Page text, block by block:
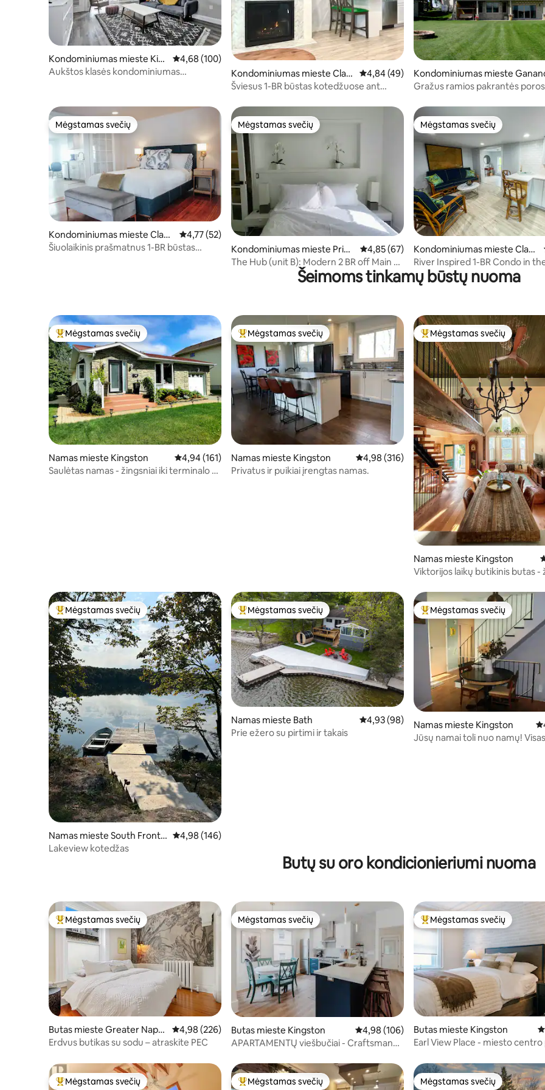
Kondominiumas mieste Kin
gston
Vidutinis įvertinimas: 4,68 iš 5, atsiliepimų: 100
4,68 (100)
Aukštos klasės kondominiumas
Kondominiumas mieste Clayt
on
Vidutinis įvertinimas: 4,84 iš 5, atsiliepimų: 49
4,84 (49)
Šviesus 1-BR būstas kotedžuose ant
Kondominiumas mieste
Gražus ramios pakrantės
Mėgstamas svečių
Mėgstamas svečių
Kondominiumas mieste Clayt
on
Vidutinis įvertinimas: 4,77 iš 5, atsiliepimų: 52
4,77 (52)
Šiuolaikinis prašmatnus 1-BR būstas
Mėgstamas svečių
Mėgstamas svečių
Kondominiumas mieste Princ
e Edward
Vidutinis įvertinimas: 4,85 iš 5, atsiliepimų: 67
4,85 (67)
The Hub (unit B): Modern 2 BR off Main St
Mėgstamas svečių
Mėgstamas svečių
Kondominiumas mieste Clayt
on
River Inspired 1-BR Condo in
Cottages on James
Šeimoms tinkamų būstų nuoma
Svečių mėgstamiausias
Mėgstamas svečių
Namas mieste Kingston Vidutinis įvertinimas: 4,94 iš 5, atsiliepimų: 161
4,94 (161)
Saulėtas namas - žingsniai iki terminalo -
Svečių mėgstamiausias
Mėgstamas svečių
Namas mieste Kingston Vidutinis įvertinimas: 4,98 iš 5, atsiliepimų: 316
4,98 (316)
Privatus ir puikiai įrengtas namas.
Svečių mėgstamiausias
Mėgstamas svečių
Namas mieste Kingston
Viktorijos laikų butikinis butas -
Svečių mėgstamiausias
Mėgstamas svečių
Namas mieste South Fronte
nac
Vidutinis įvertinimas: 4,98 iš 5, atsiliepimų: 146
4,98 (146)
Lakeview kotedžas
Svečių mėgstamiausias
Mėgstamas svečių
Namas mieste Bath Vidutinis įvertinimas: 4,93 iš 5, atsiliepimų: 98
4,93 (98)
Prie ežero su pirtimi ir takais
Svečių mėgstamiausias
Mėgstamas svečių
Namas mieste Kingston
Jūsų namai
Butų su oro kondicionieriumi nuoma
Svečių mėgstamiausias
Mėgstamas svečių
Butas mieste Greater Napa
nee
Vidutinis įvertinimas: 4,98 iš 5, atsiliepimų: 226
4,98 (226)
Erdvus butikas su sodu – atraskite PEC
Mėgstamas svečių
Mėgstamas svečių
Butas mieste Kingston Vidutinis įvertinimas: 4,98 iš 5, atsiliepimų: 106
4,98 (106)
APARTAMENTŲ viešbučiai - Craftsman
Svečių mėgstamiausias
Mėgstamas svečių
Butas mieste Kingston
Earl View Place - miesto centro
Svečių mėgstamiausias
Mėgstamas svečių Svečių mėgstamiausias
Mėgstamas svečių Mėgstamas svečių
Mėgstamas svečių